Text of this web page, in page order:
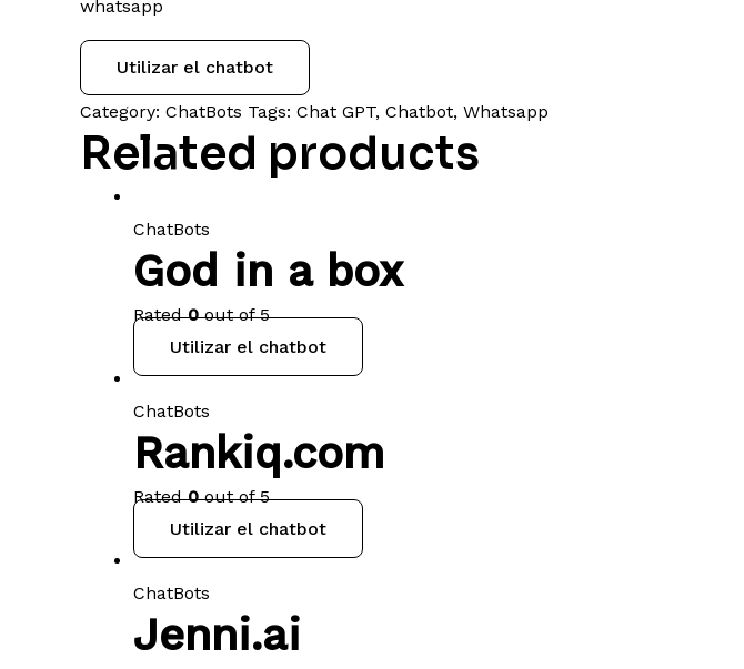
whatsapp
Utilizar el chatbot
Category: ChatBots Tags: Chat GPT, Chatbot, Whatsapp
Related products
ChatBots
God in a box
Rated0out of 5
Utilizar el chatbot
ChatBots
Rankiq.com
Rated0out of 5
Utilizar el chatbot
ChatBots
Jenni.ai